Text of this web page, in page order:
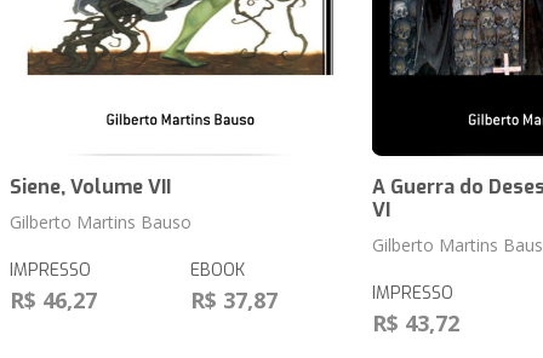
Siene, Volume VII
Gilberto Martins Bauso
IMPRESSO
R$ 46,27
EBOOK
R$ 37,87
A Guerra do
VI
Gilberto Martins
IMPRESSO
R$ 43,72